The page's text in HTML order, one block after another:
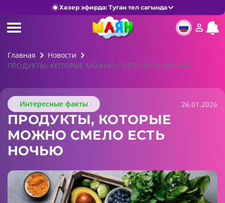
Хәзер эфирда: Туган тел сагында
Главная
Новости
ПРОДУКТЫ, КОТОРЫЕ МОЖНО СМЕЛО ЕСТЬ НОЧЬЮ
Интересные факты 26.01.2026
ПРОДУКТЫ, КОТОРЫЕ
МОЖНО СМЕЛО ЕСТЬ
НОЧЬЮ